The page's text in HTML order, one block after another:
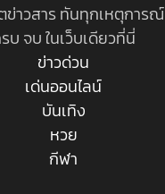
ข่าวสาร ทันทุกเหตุการณ์
บ จบ ในเว็บเดียวที่นี่
ข่าวด่วน
เด่นออนไลน์
บันเทิง
หวย
กีฬา